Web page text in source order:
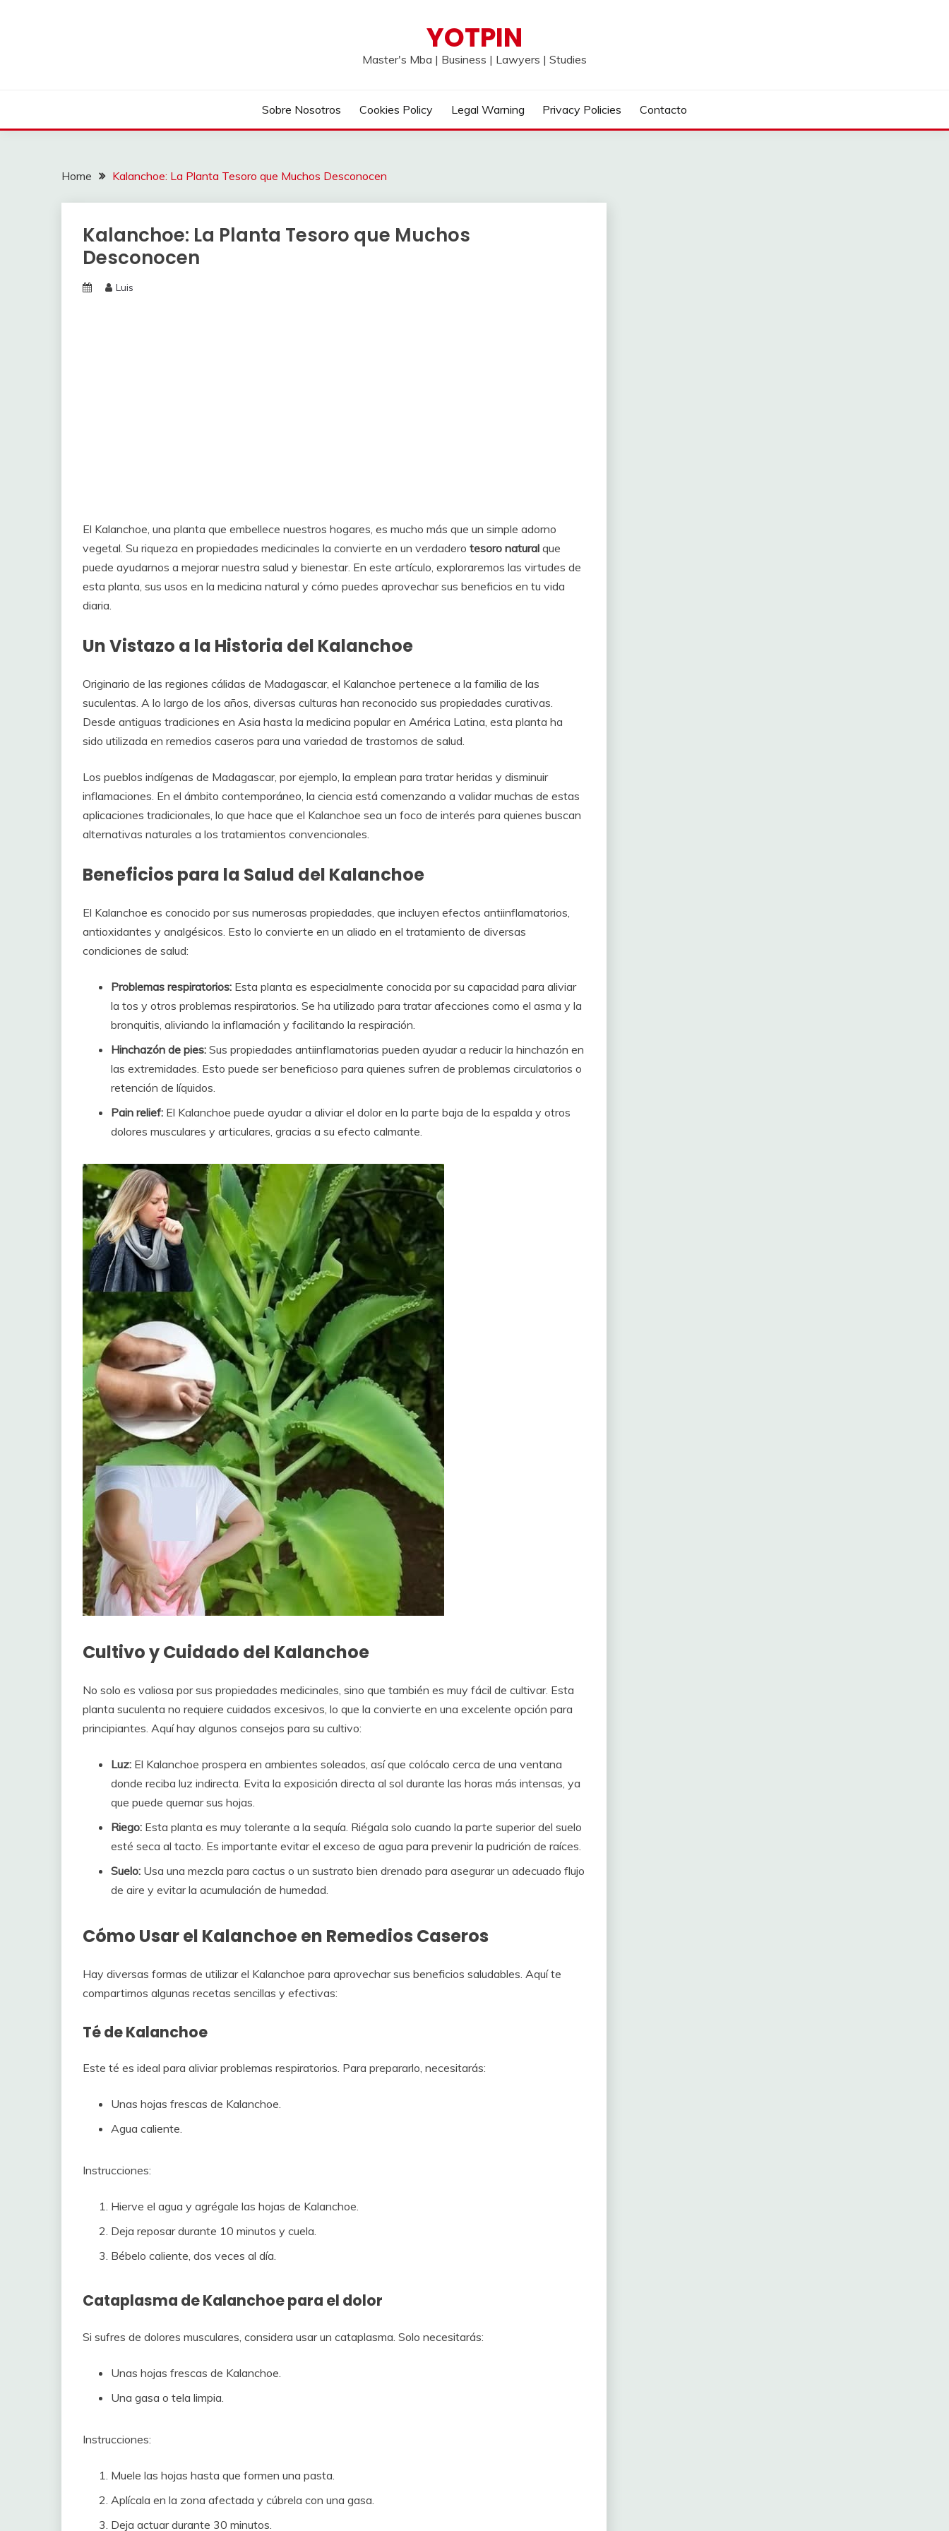
YOTPIN
Master's Mba | Business | Lawyers | Studies
Sobre Nosotros Cookies Policy Legal Warning Privacy Policies Contacto
Home Kalanchoe: La Planta Tesoro que Muchos Desconocen
Kalanchoe: La Planta Tesoro que Muchos
Desconocen
Luis
El Kalanchoe, una planta que embellece nuestros hogares, es mucho más que un simple adorno
vegetal. Su riqueza en propiedades medicinales la convierte en un verdadero tesoro natural que
puede ayudarnos a mejorar nuestra salud y bienestar. En este artículo, exploraremos las virtudes de
esta planta, sus usos en la medicina natural y cómo puedes aprovechar sus beneficios en tu vida
diaria.
Un Vistazo a la Historia del Kalanchoe
Originario de las regiones cálidas de Madagascar, el Kalanchoe pertenece a la familia de las
suculentas. A lo largo de los años, diversas culturas han reconocido sus propiedades curativas.
Desde antiguas tradiciones en Asia hasta la medicina popular en América Latina, esta planta ha
sido utilizada en remedios caseros para una variedad de trastornos de salud.
Los pueblos indígenas de Madagascar, por ejemplo, la emplean para tratar heridas y disminuir
inflamaciones. En el ámbito contemporáneo, la ciencia está comenzando a validar muchas de estas
aplicaciones tradicionales, lo que hace que el Kalanchoe sea un foco de interés para quienes buscan
alternativas naturales a los tratamientos convencionales.
Beneficios para la Salud del Kalanchoe
El Kalanchoe es conocido por sus numerosas propiedades, que incluyen efectos antiinflamatorios,
antioxidantes y analgésicos. Esto lo convierte en un aliado en el tratamiento de diversas
condiciones de salud:
Problemas respiratorios: Esta planta es especialmente conocida por su capacidad para aliviar
la tos y otros problemas respiratorios. Se ha utilizado para tratar afecciones como el asma y la
bronquitis, aliviando la inflamación y facilitando la respiración.
Hinchazón de pies: Sus propiedades antiinflamatorias pueden ayudar a reducir la hinchazón en
las extremidades. Esto puede ser beneficioso para quienes sufren de problemas circulatorios o
retención de líquidos.
Pain relief: El Kalanchoe puede ayudar a aliviar el dolor en la parte baja de la espalda y otros
dolores musculares y articulares, gracias a su efecto calmante.
Cultivo y Cuidado del Kalanchoe
No solo es valiosa por sus propiedades medicinales, sino que también es muy fácil de cultivar. Esta
planta suculenta no requiere cuidados excesivos, lo que la convierte en una excelente opción para
principiantes. Aquí hay algunos consejos para su cultivo:
Luz: El Kalanchoe prospera en ambientes soleados, así que colócalo cerca de una ventana
donde reciba luz indirecta. Evita la exposición directa al sol durante las horas más intensas, ya
que puede quemar sus hojas.
Riego: Esta planta es muy tolerante a la sequía. Riégala solo cuando la parte superior del suelo
esté seca al tacto. Es importante evitar el exceso de agua para prevenir la pudrición de raíces.
Suelo: Usa una mezcla para cactus o un sustrato bien drenado para asegurar un adecuado flujo
de aire y evitar la acumulación de humedad.
Cómo Usar el Kalanchoe en Remedios Caseros
Hay diversas formas de utilizar el Kalanchoe para aprovechar sus beneficios saludables. Aquí te
compartimos algunas recetas sencillas y efectivas:
Té de Kalanchoe
Este té es ideal para aliviar problemas respiratorios. Para prepararlo, necesitarás:
Unas hojas frescas de Kalanchoe.
Agua caliente.
Instrucciones:
Hierve el agua y agrégale las hojas de Kalanchoe.
Deja reposar durante 10 minutos y cuela.
Bébelo caliente, dos veces al día.
Cataplasma de Kalanchoe para el dolor
Si sufres de dolores musculares, considera usar un cataplasma. Solo necesitarás:
Unas hojas frescas de Kalanchoe.
Una gasa o tela limpia.
Instrucciones:
Muele las hojas hasta que formen una pasta.
Aplícala en la zona afectada y cúbrela con una gasa.
Deja actuar durante 30 minutos.